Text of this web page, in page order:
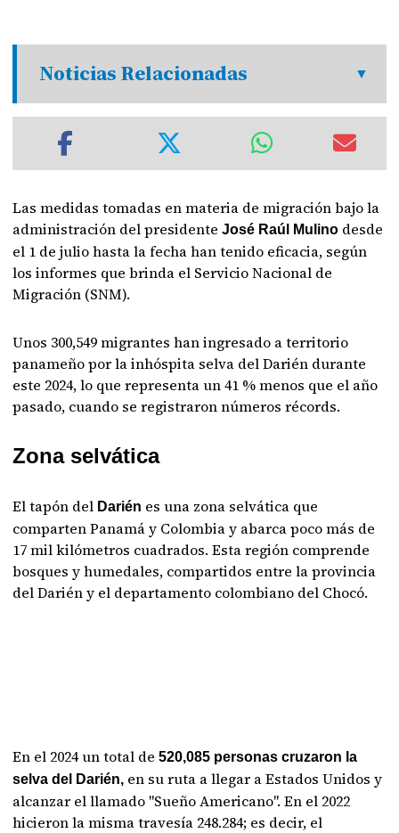
Noticias Relacionadas
Las medidas tomadas en materia de migración bajo la
administración del presidenteJosé Raúl Mulino desde
el 1 de julio hasta la fecha han tenido eficacia, según
los informes que brinda el Servicio Nacional de
Migración (SNM).
Unos 300,549 migrantes han ingresado a territorio
panameño por la inhóspita selva del Darién durante
este 2024, lo que representa un 41 % menos que el año
pasado, cuando se registraron números récords.
Zona selvática
El tapón del Darién es una zona selvática que
comparten Panamá y Colombia y abarca poco más de
17 mil kilómetros cuadrados. Esta región comprende
bosques y humedales, compartidos entre la provincia
del Darién y el departamento colombiano del Chocó.
En el 2024 un total de520,085 personas cruzaron la
selva del Darién, en su ruta a llegar a Estados Unidos y
alcanzar el llamado "Sueño Americano". En el 2022
hicieron la misma travesía 248.284; es decir, el